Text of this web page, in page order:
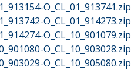
O_CL_01_913741.zip
O_CL_01_914273.zip
O_CL_10_901079.zip
O_CL_10_903028.zip
O_CL_10_905080.zip